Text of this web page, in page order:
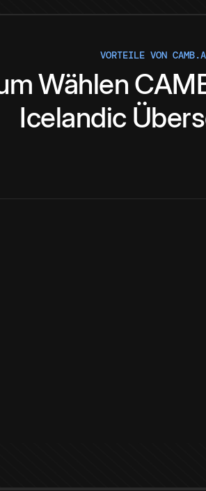
VORTEILE VON
Wählen
Icelandic